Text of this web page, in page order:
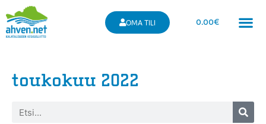
OMA TILI 0.00€
toukokuu 2022